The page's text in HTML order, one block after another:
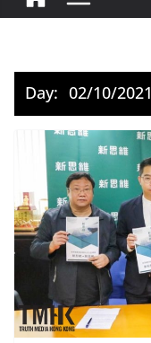
Day: 02/10/2021